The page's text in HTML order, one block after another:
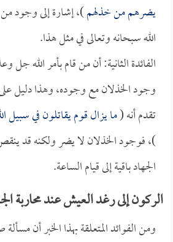
يضرهم من خذلهم)، إشارة إلى وجود
الله سبحانه وتعالى في مثل هذا.
الفائدة الثانية: أن من قام بأمر الله
وجود الخذلان مع وجوده، وهذا دليل
تقدم أنه (ما يزال قوم يقاتلون في سبيل
)، فوجود الخذلان لا يضر ولكنه قد
الجهاد باقية إلى قيام الساعة.
الركون إلى رغد العيش عند محاربة
ومن الفوائد المتعلقة بهذا الخبر أن